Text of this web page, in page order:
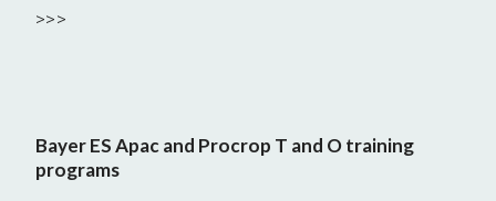
>>>
Bayer ES Apac and Procrop T and O training
programs